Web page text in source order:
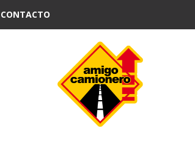
CONTACTO